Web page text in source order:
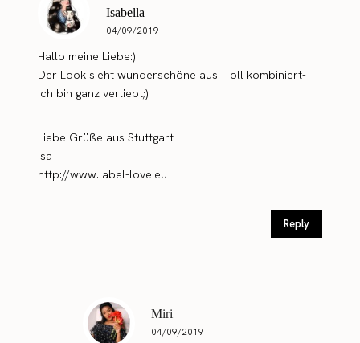
Isabella
04/09/2019
Hallo meine Liebe:)
Der Look sieht wunderschöne aus. Toll kombiniert-
ich bin ganz verliebt;)
Liebe Grüße aus Stuttgart
Isa
http://www.label-love.eu
Reply
Miri
04/09/2019